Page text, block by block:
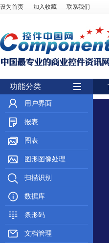
设为首页 加入收藏 联系我们
功能分类
用户界面
报表
图表
图形图像处理
扫描识别
数据库
条形码
文档管理
隐藏